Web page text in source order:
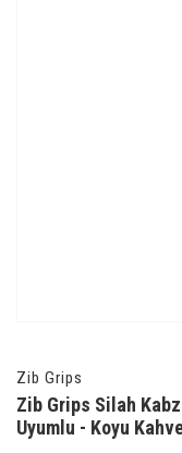
Zib Grips
Zib Grips Silah
Uyumlu - Koyu